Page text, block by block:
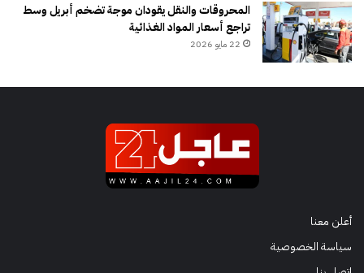
المحروقات والنقل يقودان موجة تضخم أبريل وسط
تراجع أسعار المواد الغذائية
22 مايو 2026
أعلن معنا
سياسة الخصوصية